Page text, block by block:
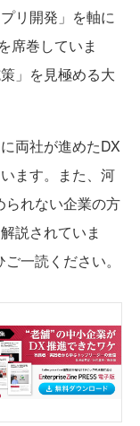
リ開発」を軸に
席巻していま
」を見極める大
両社が進めたDX
ます。また、河
られない企業の方
説されていま
一読ください。